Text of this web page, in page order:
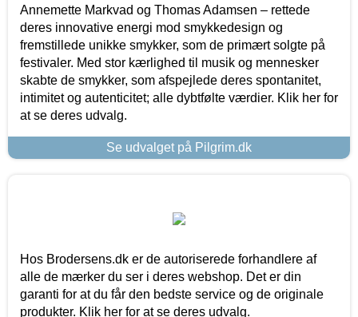
Annemette Markvad og Thomas Adamsen – rettede
deres innovative energi mod smykkedesign og
fremstillede unikke smykker, som de primært solgte på
festivaler. Med stor kærlighed til musik og mennesker
skabte de smykker, som afspejlede deres spontanitet,
intimitet og autenticitet; alle dybtfølte værdier. Klik her for
at se deres udvalg.
Se udvalget på Pilgrim.dk
Hos Brodersens.dk er de autoriserede forhandlere af
alle de mærker du ser i deres webshop. Det er din
garanti for at du får den bedste service og de originale
produkter. Klik her for at se deres udvalg.